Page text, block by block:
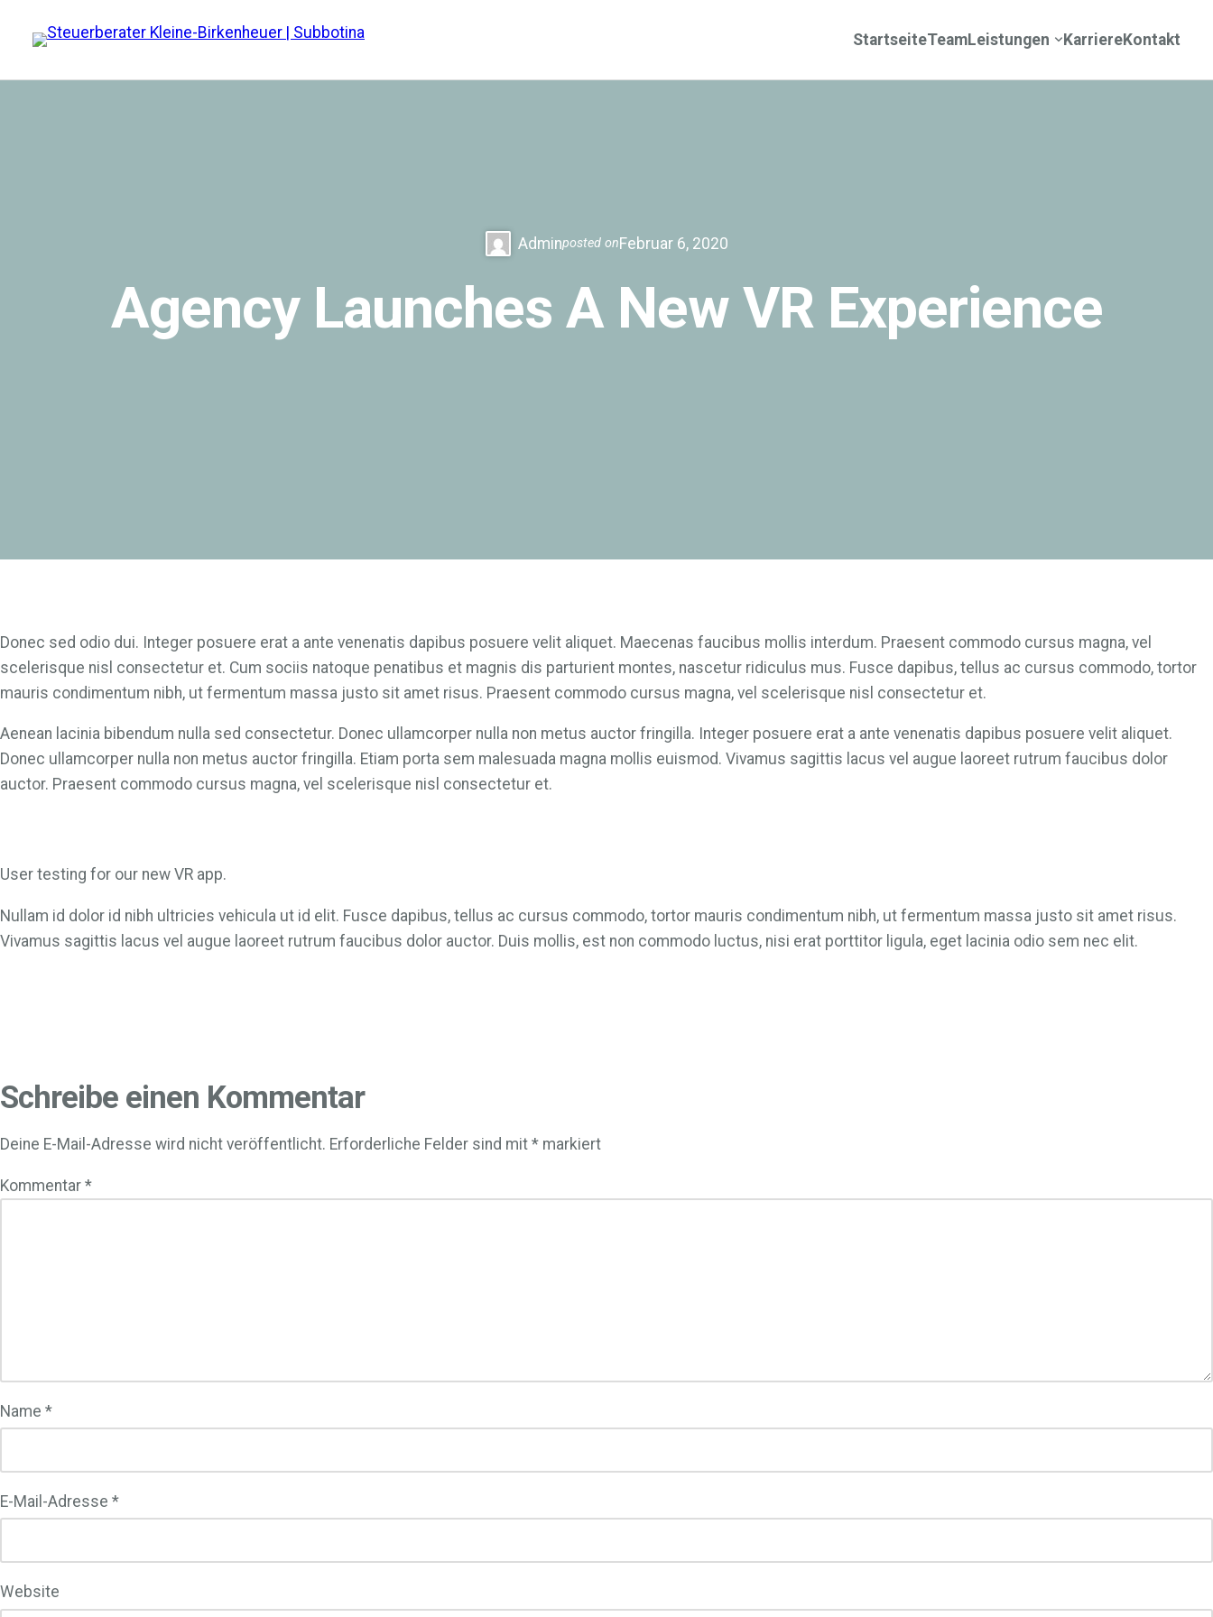
Inhalt
StartseiteTeamLeistungen KarriereKontakt
Adminposted onFebruar 6, 2020
Agency Launches A New VR Experience
Donec sed odio dui. Integer posuere erat a ante venenatis dapibus posuere velit aliquet. Maecenas faucibus mollis interdum. Praesent commodo cursus magna, vel
scelerisque nisl consectetur et. Cum sociis natoque penatibus et magnis dis parturient montes, nascetur ridiculus mus. Fusce dapibus, tellus ac cursus commodo, tortor
mauris condimentum nibh, ut fermentum massa justo sit amet risus. Praesent commodo cursus magna, vel scelerisque nisl consectetur et.
Aenean lacinia bibendum nulla sed consectetur. Donec ullamcorper nulla non metus auctor fringilla. Integer posuere erat a ante venenatis dapibus posuere velit aliquet.
Donec ullamcorper nulla non metus auctor fringilla. Etiam porta sem malesuada magna mollis euismod. Vivamus sagittis lacus vel augue laoreet rutrum faucibus dolor
auctor. Praesent commodo cursus magna, vel scelerisque nisl consectetur et.
User testing for our new VR app.
Nullam id dolor id nibh ultricies vehicula ut id elit. Fusce dapibus, tellus ac cursus commodo, tortor mauris condimentum nibh, ut fermentum massa justo sit amet risus.
Vivamus sagittis lacus vel augue laoreet rutrum faucibus dolor auctor. Duis mollis, est non commodo luctus, nisi erat porttitor ligula, eget lacinia odio sem nec elit.
Schreibe einen Kommentar
Deine E-Mail-Adresse wird nicht veröffentlicht. Erforderliche Felder sind mit * markiert
Kommentar *
Name *
E-Mail-Adresse *
Website